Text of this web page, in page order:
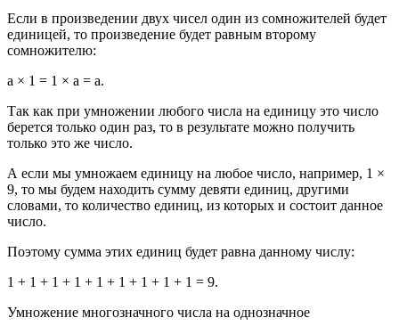
Если в произведении двух чисел один из сомножителей будет
единицей, то произведение будет равным второму
сомножителю:
a × 1 = 1 × a = a.
Так как при умножении любого числа на единицу это число
берется только один раз, то в результате можно получить
только это же число.
А если мы умножаем единицу на любое число, например, 1 ×
9, то мы будем находить сумму девяти единиц, другими
словами, то количество единиц, из которых и состоит данное
число.
Поэтому сумма этих единиц будет равна данному числу:
1 + 1 + 1 + 1 + 1 + 1 + 1 + 1 + 1 = 9.
Умножение многозначного числа на однозначное